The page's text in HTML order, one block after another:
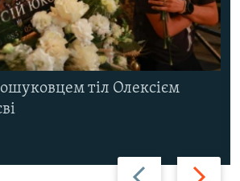
Назад Вперед
тіл Олексієм